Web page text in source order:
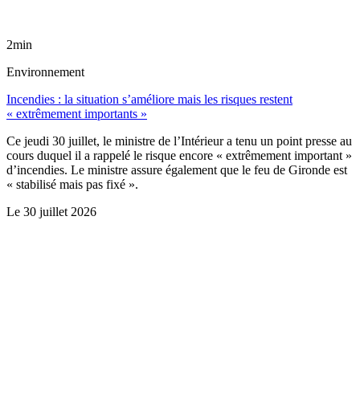
2min
Environnement
Incendies : la situation s’améliore mais les risques restent
« extrêmement importants »
Ce jeudi 30 juillet, le ministre de l’Intérieur a tenu un point presse au
cours duquel il a rappelé le risque encore « extrêmement important »
d’incendies. Le ministre assure également que le feu de Gironde est
« stabilisé mais pas fixé ».
Le 30 juillet 2026